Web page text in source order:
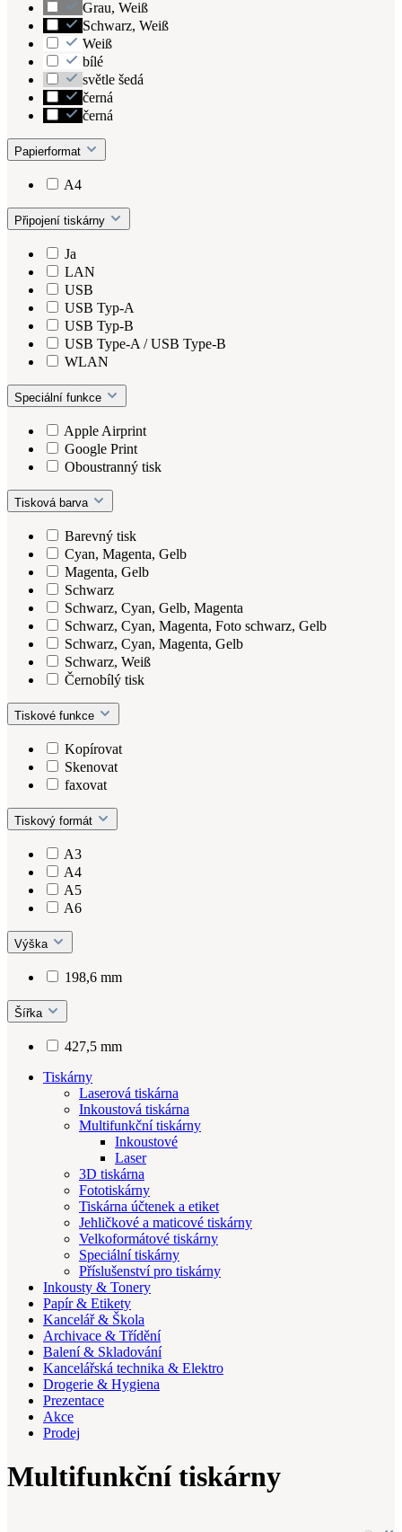
Grau, Weiß
Schwarz, Weiß
Weiß
bílé
světle šedá
černá
černá
Papierformat
A4
Připojení tiskárny
Ja
LAN
USB
USB Typ-A
USB Typ-B
USB Type-A / USB Type-B
WLAN
Speciální funkce
Apple Airprint
Google Print
Oboustranný tisk
Tisková barva
Barevný tisk
Cyan, Magenta, Gelb
Magenta, Gelb
Schwarz
Schwarz, Cyan, Gelb, Magenta
Schwarz, Cyan, Magenta, Foto schwarz, Gelb
Schwarz, Cyan, Magenta, Gelb
Schwarz, Weiß
Černobílý tisk
Tiskové funkce
Kopírovat
Skenovat
faxovat
Tiskový formát
A3
A4
A5
A6
Výška
198,6 mm
Šířka
427,5 mm
Tiskárny
Laserová tiskárna
Inkoustová tiskárna
Multifunkční tiskárny
Inkoustové
Laser
3D tiskárna
Fototiskárny
Tiskárna účtenek a etiket
Jehličkové a maticové tiskárny
Velkoformátové tiskárny
Speciální tiskárny
Příslušenství pro tiskárny
Inkousty & Tonery
Papír & Etikety
Kancelář & Škola
Archivace & Třídění
Balení & Skladování
Kancelářská technika & Elektro
Drogerie & Hygiena
Prezentace
Akce
Prodej
Multifunkční tiskárny